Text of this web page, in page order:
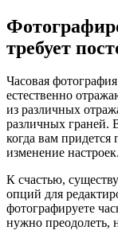
требует
Часовая
естественно
из различных
различных граней.
когда вам придется
изменение настроек.
К счастью,
опций для
фотографируете
нужно преодолеть,